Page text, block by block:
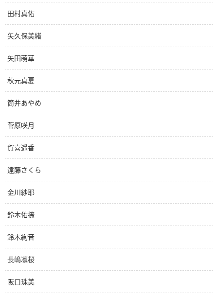
田村真佑
矢久保美緒
矢田萌華
秋元真夏
筒井あやめ
菅原咲月
賀喜遥香
遠藤さくら
金川紗耶
鈴木佑捺
鈴木絢音
長嶋凛桜
阪口珠美